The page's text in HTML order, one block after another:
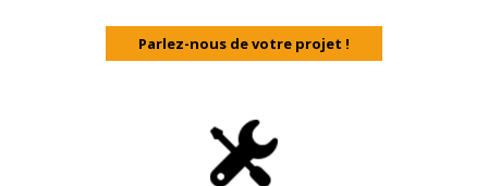
Parlez-nous de votre projet !